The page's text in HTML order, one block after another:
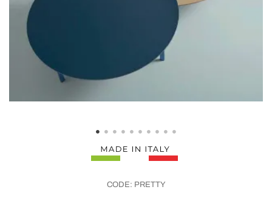
CODE: PRETTY